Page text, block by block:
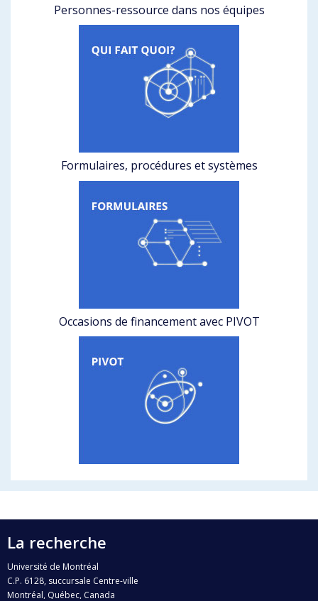
Personnes-ressource dans nos équipes
Formulaires, procédures et systèmes
Occasions de financement avec PIVOT
La recherche
Université de Montréal
C.P. 6128, succursale Centre-ville
Montréal, Québec, Canada